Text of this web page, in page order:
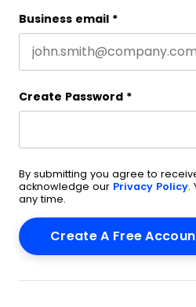
Business email *
Create Password *
By submitting you agree to
acknowledge our Privacy Policy.
any time.